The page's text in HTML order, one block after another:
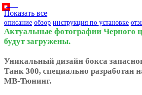
Показать все
описание обзор инструкция по установке
Актуальные фотографии Черного
будут загружены.
Уникальный дизайн бокса
Танк 300, специально разработан
МВ-Тюнинг.